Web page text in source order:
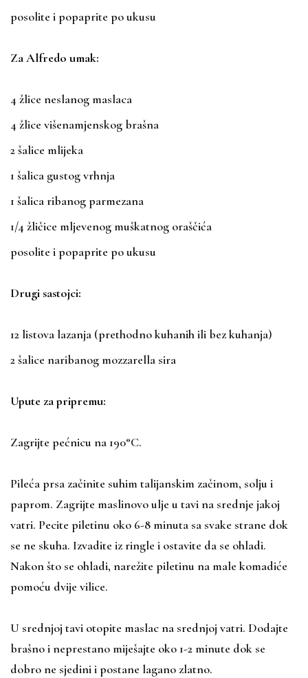
posolite i popaprite po ukusu
Za Alfredo umak:
4 žlice neslanog maslaca
4 žlice višenamjenskog brašna
2 šalice mlijeka
1 šalica gustog vrhnja
1 šalica ribanog parmezana
1/4 žličice mljevenog muškatnog oraščića
posolite i popaprite po ukusu
Drugi sastojci:
12 listova lazanja (prethodno kuhanih ili bez kuhanja)
2 šalice naribanog mozzarella sira
Upute za pripremu:
Zagrijte pećnicu na 190°C.
Pileća prsa začinite suhim talijanskim začinom, solju i
paprom. Zagrijte maslinovo ulje u tavi na srednje jakoj
vatri. Pecite piletinu oko 6-8 minuta sa svake strane dok
se ne skuha. Izvadite iz ringle i ostavite da se ohladi.
Nakon što se ohladi, narežite piletinu na male komadiće
pomoću dvije vilice.
U srednjoj tavi otopite maslac na srednjoj vatri. Dodajte
brašno i neprestano miješajte oko 1-2 minute dok se
dobro ne sjedini i postane lagano zlatno.